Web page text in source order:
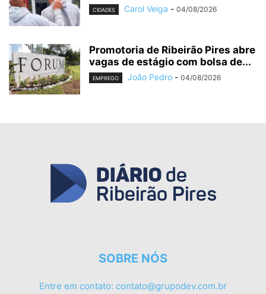
CIDADES Carol Veiga - 04/08/2026
Promotoria de Ribeirão Pires abre
vagas de estágio com bolsa de...
EMPREGO João Pedro - 04/08/2026
SOBRE NÓS
Entre em contato: contato@grupodev.com.br